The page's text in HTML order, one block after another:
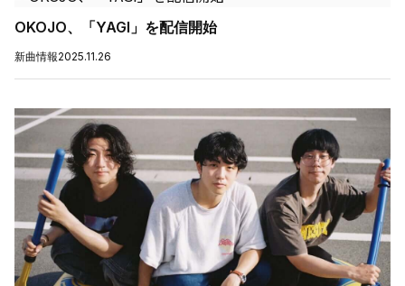
OKOJO、「YAGI」を配信開始
新曲情報2025.11.26